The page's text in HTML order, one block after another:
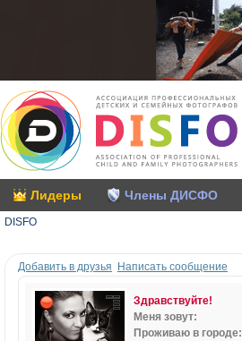
Лидеры Члены ДИСФО
DISFO
Добавить в друзья Написать сообщение
Здравствуйте!
Меня зовут:
Проживаю в городе: